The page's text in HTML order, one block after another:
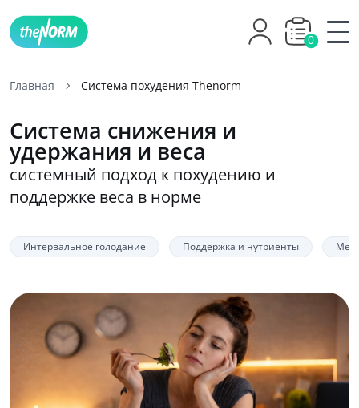
0
Главная Система похудения Thenorm
Система снижения и
удержания и веса
системный подход к похудению и
поддержке веса в норме
Интервальное голодание Поддержка и нутриенты